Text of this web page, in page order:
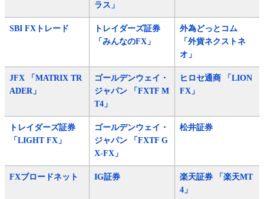
ラス」
SBI FXトレード
トレイダーズ証券
「みんなのFX」
外為どっとコム
「外貨ネクストネ
オ」
JFX 「MATRIX TR
ADER」
ゴールデンウェイ・
ジャパン 「FXTF M
T4」
ヒロセ通商 「LION
FX」
トレイダーズ証券
「LIGHT FX」
ゴールデンウェイ・
ジャパン 「FXTF G
X-FX」
松井証券
FXブロードネット IG証券
楽天証券 「楽天MT
4」